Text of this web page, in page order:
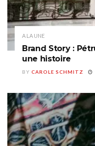
A LA UNE
Brand Story :
une histoire
BY CAROLE SCHMITZ